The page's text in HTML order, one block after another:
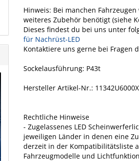
Hinweis: Bei manchen
weiteres Zubehör benötigt (siehe
Dieses findest du bei uns unter
für Nachrüst-LED
Kontaktiere uns gerne bei Fragen
Sockelausführung: P43t
Hersteller Artikel-Nr.:
Rechtliche Hinweise
- Zugelassenes LED
jeweiligen Länder in denen eine
derzeit in der Kompatibilitätsliste
Fahrzeugmodelle und